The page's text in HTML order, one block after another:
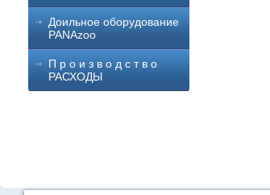
Доильное оборудование
PANAzoo
П р о и з в о д с т в о
РАСХОДЫ